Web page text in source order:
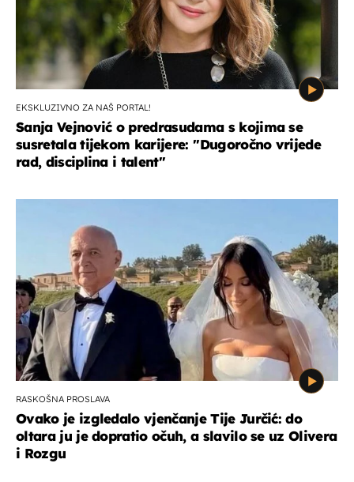
EKSKLUZIVNO ZA NAŠ PORTAL!
Sanja Vejnović o predrasudama s kojima se
susretala tijekom karijere: ''Dugoročno vrijede
rad, disciplina i talent''
RASKOŠNA PROSLAVA
Ovako je izgledalo vjenčanje Tije Jurčić: do
oltara ju je dopratio očuh, a slavilo se uz Olivera
i Rozgu